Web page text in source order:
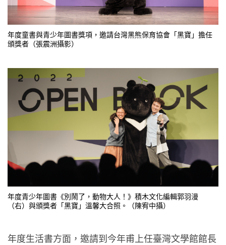
年度童書與青少年圖書獎項，邀請台灣黑熊保育協會「黑寶」擔任
頒獎者（張震洲攝影）
年度青少年圖書《別鬧了，動物大人！》積木文化編輯郭羽漫
（右）與頒獎者「黑寶」溫馨大合照。（陳宥中攝）
年度生活書方面，邀請到今年甫上任臺灣文學館館長